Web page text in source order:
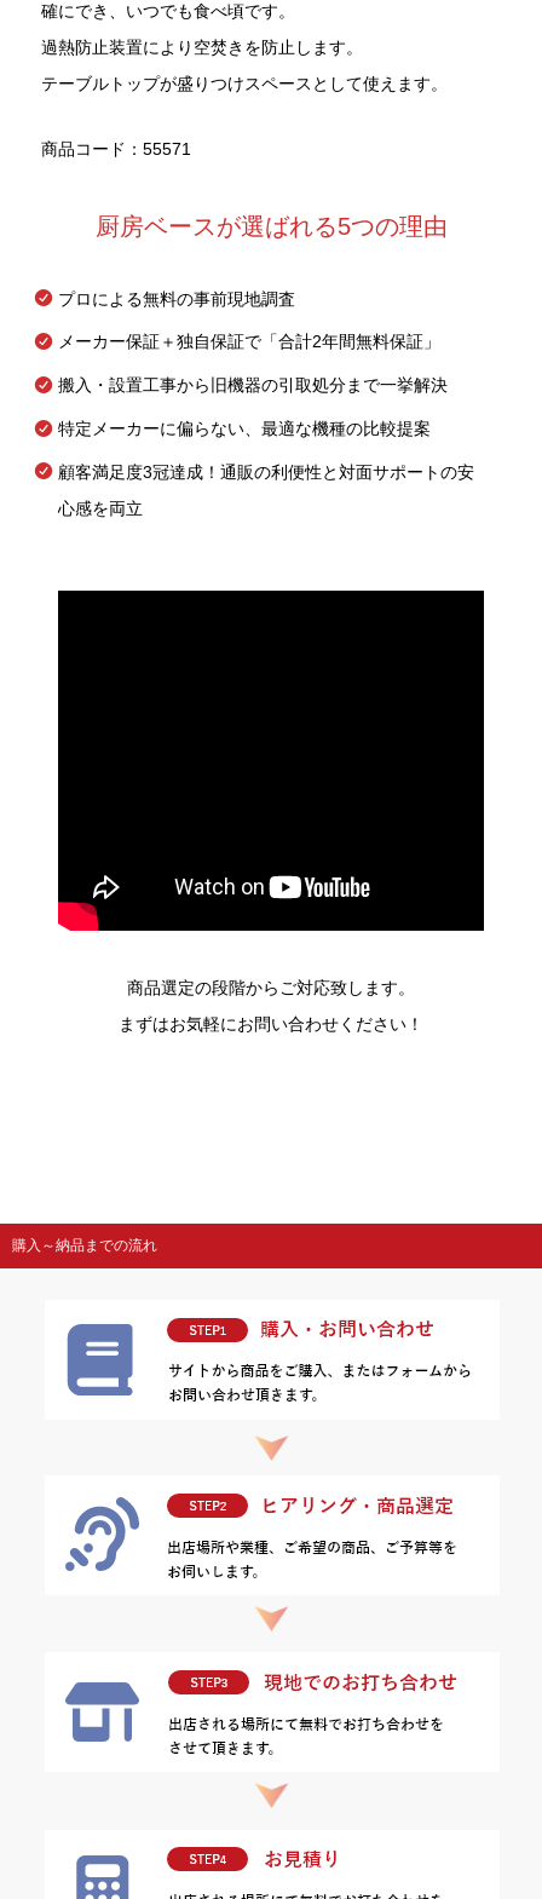
確にでき、いつでも食べ頃です。
過熱防止装置により空焚きを防止します。
テーブルトップが盛りつけスペースとして使えます。
商品コード：55571
厨房ベースが選ばれる5つの理由
プロによる無料の事前現地調査
メーカー保証＋独自保証で「合計2年間無料保証」
搬入・設置工事から旧機器の引取処分まで一挙解決
特定メーカーに偏らない、最適な機種の比較提案
顧客満足度3冠達成！通販の利便性と対面サポートの安
心感を両立
商品選定の段階からご対応致します。
まずはお気軽にお問い合わせください！
購入～納品までの流れ